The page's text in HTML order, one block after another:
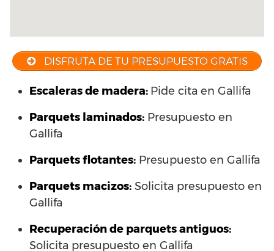
DISFRUTA DE TU PRESUPUESTO GRATIS
Escaleras de madera: Pide cita en Gallifa
Parquets laminados: Presupuesto en
Gallifa
Parquets flotantes: Presupuesto en Gallifa
Parquets macizos: Solicita presupuesto en
Gallifa
Recuperación de parquets antiguos:
Solicita presupuesto en Gallifa